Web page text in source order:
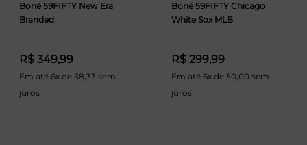
Boné 59FIFTY New Era
Branded
R$ 349,99
Em até 6x de 58,33 sem
juros
Boné 59FIFTY Chicago
White Sox MLB
R$ 299,99
Em até 6x de 50,00 sem
juros